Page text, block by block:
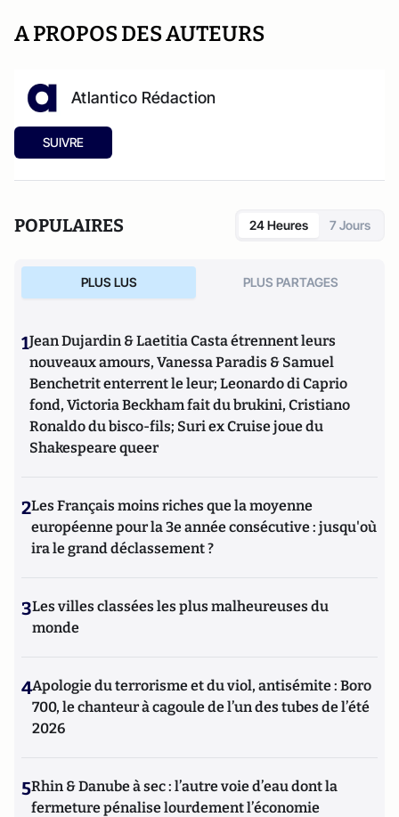
A PROPOS DES AUTEURS
Atlantico Rédaction
SUIVRE
POPULAIRES 24 Heures 7 Jours
PLUS LUS PLUS PARTAGES
1Jean Dujardin & Laetitia Casta étrennent leurs
nouveaux amours, Vanessa Paradis & Samuel
Benchetrit enterrent le leur; Leonardo di Caprio
fond, Victoria Beckham fait du brukini, Cristiano
Ronaldo du bisco-fils; Suri ex Cruise joue du
Shakespeare queer
2Les Français moins riches que la moyenne
européenne pour la 3e année consécutive : jusqu'où
ira le grand déclassement ?
3Les villes classées les plus malheureuses du
monde
4Apologie du terrorisme et du viol, antisémite : Boro
700, le chanteur à cagoule de l’un des tubes de l’été
2026
5Rhin & Danube à sec : l’autre voie d’eau dont la
fermeture pénalise lourdement l’économie